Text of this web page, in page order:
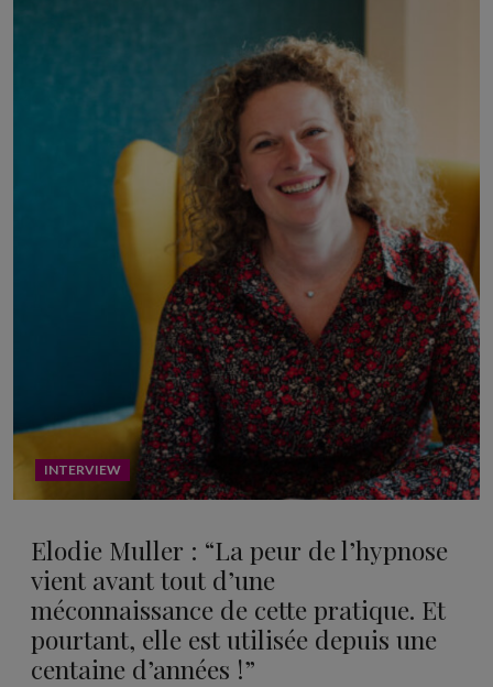
INTERVIEW
Elodie Muller : “La peur de l’hypnose
vient avant tout d’une
méconnaissance de cette pratique. Et
pourtant, elle est utilisée depuis une
centaine d’années !”